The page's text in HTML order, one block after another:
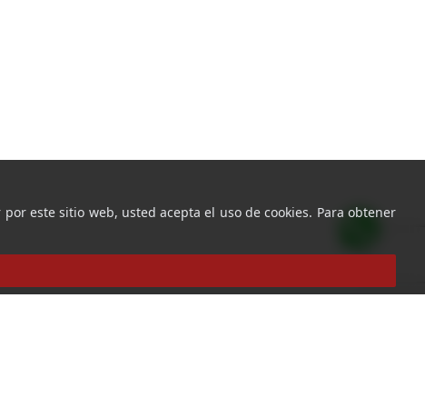
este sitio web, usted acepta el uso de cookies. Para obtener